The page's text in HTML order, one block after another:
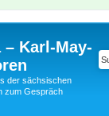
– Karl-May-
der sächsischen
zum Gespräch